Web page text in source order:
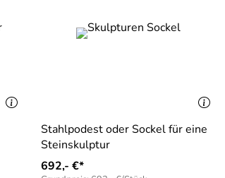
Stahlpodest oder Sockel für eine
Steinskulptur
692,- €*